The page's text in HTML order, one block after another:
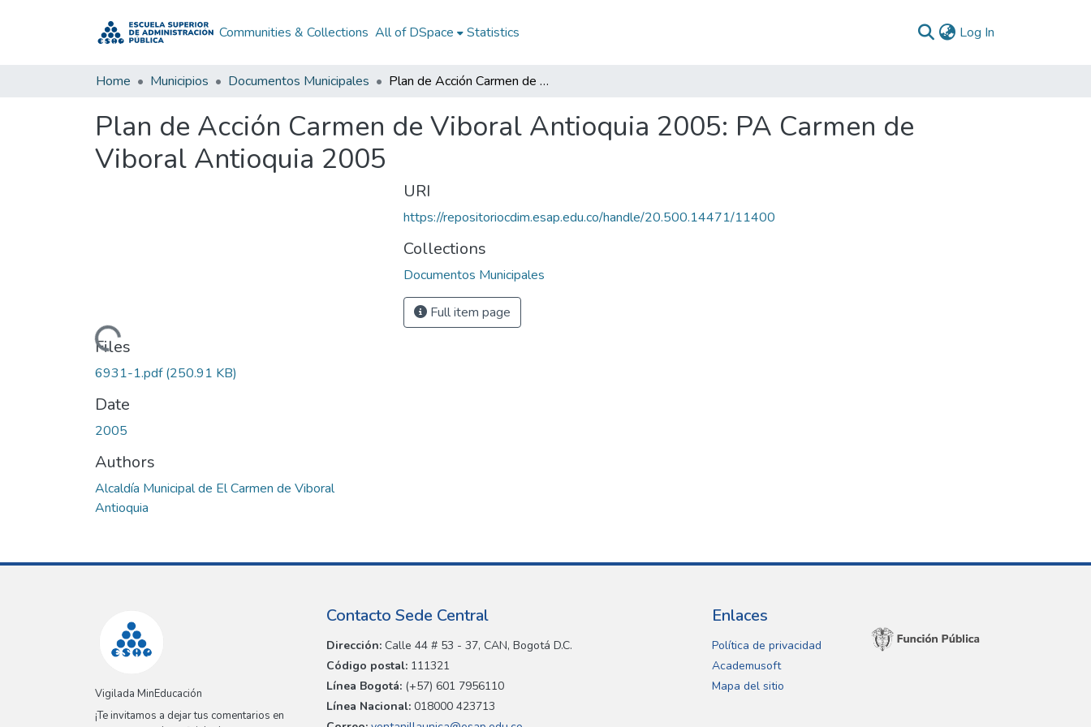
Communities & Collections All of DSpace Statistics Log In
Home Municipios Documentos Municipales Plan de Acción Carmen de Viboral Antioquia 2005: PA Carmen de Viboral Antioquia 2005
Plan de Acción Carmen de Viboral Antioquia 2005: PA Carmen de
Viboral Antioquia 2005
Loading...
Files
6931-1.pdf(250.91 KB)
Date
2005
Authors
Alcaldía Municipal de El Carmen de Viboral
Antioquia
URI
https://repositoriocdim.esap.edu.co/handle/20.500.14471/11400
Collections
Documentos Municipales
Full item page
Vigilada MinEducación
¡Te invitamos a dejar tus comentarios en
Contacto Sede Central
Dirección: Calle 44 # 53 - 37, CAN, Bogotá D.C.
Código postal: 111321
Línea Bogotá: (+57) 601 7956110
Línea Nacional: 018000 423713
Enlaces
Política de privacidad
Academusoft
Mapa del sitio